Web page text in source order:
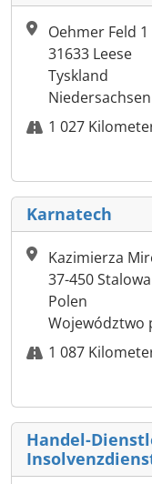
Oehmer Feld 1
31633 Leese
Tyskland
Niedersachsen
1 027
Karnatech
Kazimierza
37-450
Polen
Województwo
1 087
Handel-